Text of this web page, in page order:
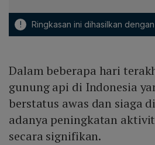
! Ringkasan ini dihasilkan
Dalam beberapa hari
gunung api di Indonesia
berstatus awas dan siaga
adanya peningkatan
secara signifikan.